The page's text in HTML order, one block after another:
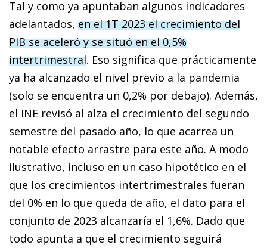
Tal y como ya apuntaban algunos indicadores
adelantados, en el 1T 2023 el crecimiento del
PIB se aceleró y se situó en el 0,5%
intertrimestral. Eso significa que prácticamente
ya ha alcanzado el nivel previo a la pandemia
(solo se encuentra un 0,2% por debajo). Además,
el INE revisó al alza el crecimiento del segundo
semestre del pasado año, lo que acarrea un
notable efecto arrastre para este año. A modo
ilustrativo, incluso en un caso hipotético en el
que los crecimientos intertrimestrales fueran
del 0% en lo que queda de año, el dato para el
conjunto de 2023 alcanzaría el 1,6%. Dado que
todo apunta a que el crecimiento seguirá